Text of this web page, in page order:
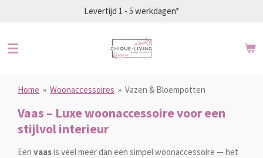
de
Levertijd 1 - 5 werkdagen*
Home » Woonaccessoires » Vazen & Bloempotten
Vaas – Luxe woonaccessoire voor een
stijlvol interieur
Een vaasis veel meer dan een simpel woonaccessoire — het